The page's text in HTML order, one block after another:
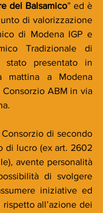
del Balsamico” ed è
di valorizzazione
di Modena IGP e
Tradizionale di
stato presentato in
mattina a Modena
Consorzio ABM in via
di secondo
di lucro (ex art. 2602
avente personalità
di svolgere
iniziative ed
all’azione dei